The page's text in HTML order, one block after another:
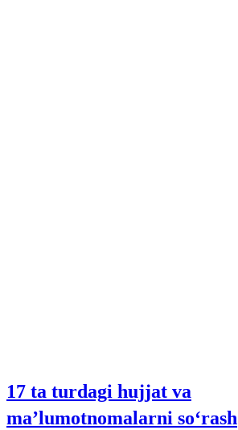
17 ta turdagi hujjat va
ma’lumotnomalarni so‘rash